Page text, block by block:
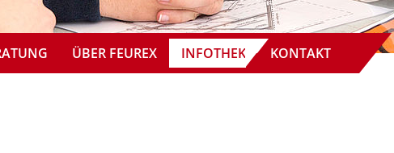
ÜBER FEUREX INFOTHEK KONTAKT